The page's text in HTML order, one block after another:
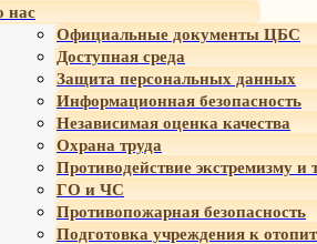
нас
Официальные документы ЦБС
Доступная среда
Защита персональных данных
Информационная безопасность
Независимая оценка качества
Охрана труда
Противодействие экстремизму и
ГО и ЧС
Противопожарная безопасность
Подготовка учреждения к